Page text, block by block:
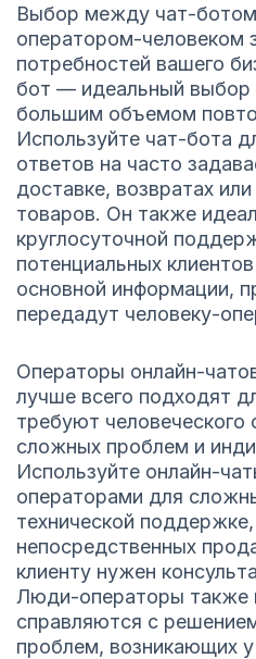
Выбор между чат-
оператором-человеком
потребностей вашего
бот — идеальный выбор
большим объемом
Используйте чат-бота
ответов на часто
доставке, возвратах
товаров. Он также
круглосуточной
потенциальных
основной информации,
передадут человеку-
Операторы онлайн-
лучше всего подходят
требуют человеческого
сложных проблем и
Используйте онлайн-
операторами для
технической
непосредственных
клиенту нужен
Люди-операторы также
справляются с
проблем, возникающих у